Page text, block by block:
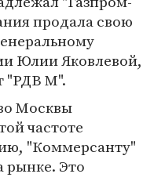
продала свою
Юлии Яковлевой,
"РДВ М".
Москвы
частоте
"Коммерсанту"
рынке. Это